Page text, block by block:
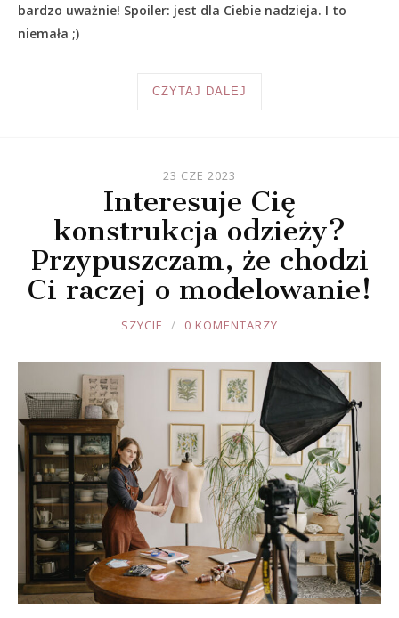
bardzo uważnie! Spoiler: jest dla Ciebie nadzieja. I to
niemała ;)
CZYTAJ DALEJ
23 CZE 2023
Interesuje Cię
konstrukcja odzieży?
Przypuszczam, że chodzi
Ci raczej o modelowanie!
JOULE
SZYCIE 0 KOMENTARZY